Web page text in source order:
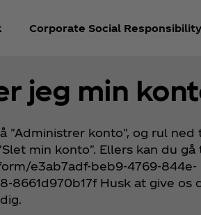
Corporate Social Responsibility
jeg min
"Administrer konto", og rul ned
min konto". Ellers kan du gå
e3ab7adf-beb9-4769-844e-
8661d970b17f Husk at give os